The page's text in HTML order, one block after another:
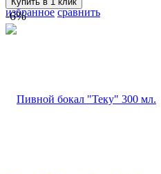
избранное сравнить
-6%